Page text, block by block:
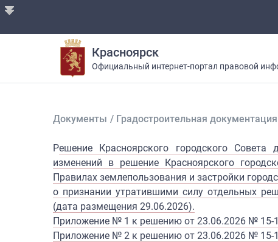
Красноярск
Официальный интернет-портал правовой
Документы / Градостроительная документация
Решение Красноярского городского
изменений в решение Красноярского
Правилах землепользования и застройки
о признании утратившими силу отдельных
(дата размещения 29.06.2026).
Приложение № 1 к решению от 23.06.2026 № 15-
Приложение № 2 к решению от 23.06.2026 № 15-